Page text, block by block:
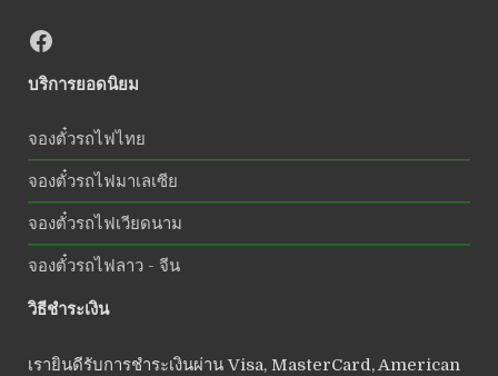
บริการยอดนิยม
จองตั๋วรถไฟไทย
จองตั๋วรถไฟมาเลเซีย
จองตั๋วรถไฟเวียดนาม
จองตั๋วรถไฟลาว - จีน
วิธีชำระเงิน
เรายินดีรับการชำระเงินผ่าน Visa, MasterCard, American